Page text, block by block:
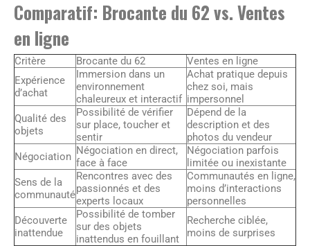
Comparatif: Brocante du 62 vs. Ventes
en ligne
Critère Brocante du 62
Ventes en ligne
Expérience
d’achat
Immersion dans un
environnement
chaleureux et interactif
Achat pratique depuis
chez soi, mais
impersonnel
Qualité des
objets
Possibilité de vérifier
sur place, toucher et
sentir
Dépend de la
description et des
photos du vendeur
Négociation Négociation en direct,
face à face
Négociation parfois
limitée ou inexistante
Sens de la
communauté
Rencontres avec des
passionnés et des
experts locaux
Communautés en ligne,
moins d’interactions
personnelles
Découverte
inattendue
Possibilité de tomber
sur des objets
inattendus en fouillant
Recherche ciblée,
moins de surprises